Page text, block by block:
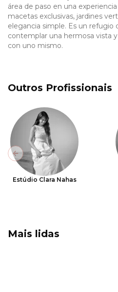
área de paso en una
macetas exclusivas, jardines
elegancia simple. Es un refugio
contemplar una hermosa vista
con uno mismo.
Outros Profissionais
Estúdio Clara Nahas
Previous slide
Mais lidas